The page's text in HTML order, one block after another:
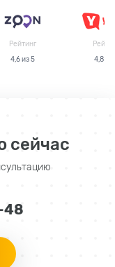
Рейтинг
4,6 из 5
4,8 из
сейчас
48